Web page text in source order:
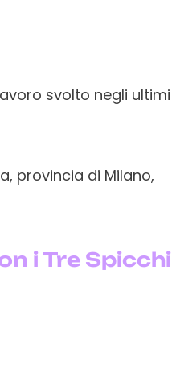
svolto negli ultimi
provincia di Milano,
i Tre Spicchi